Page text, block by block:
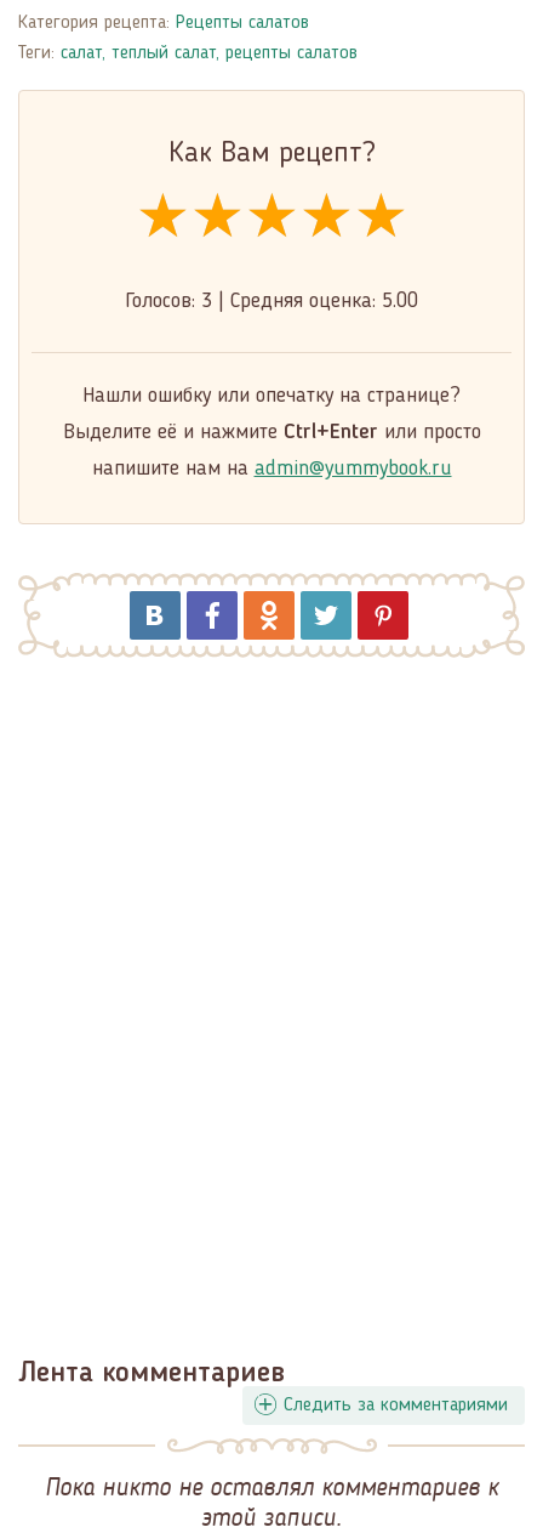
Категория рецепта: Рецепты салатов
Теги: салат, теплый салат, рецепты салатов
Как Вам рецепт?
★★★★★
★★★★★
★★★★★
Голосов: 3 Средняя оценка: 5.00
Нашли ошибку или опечатку на странице?
Выделите её и нажмите Ctrl+Enter или просто
напишите нам на admin@yummybook.ru
Лента комментариев
Следить за комментариями
Пока никто не оставлял комментариев к
этой записи.